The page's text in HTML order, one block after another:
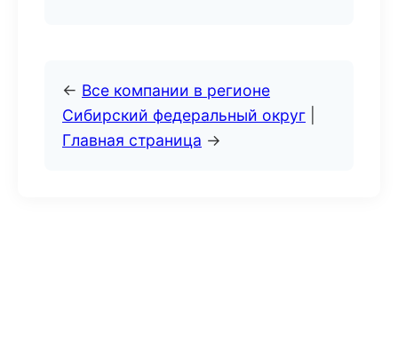
← Все компании в регионе
Сибирский федеральный округ
Главная страница →